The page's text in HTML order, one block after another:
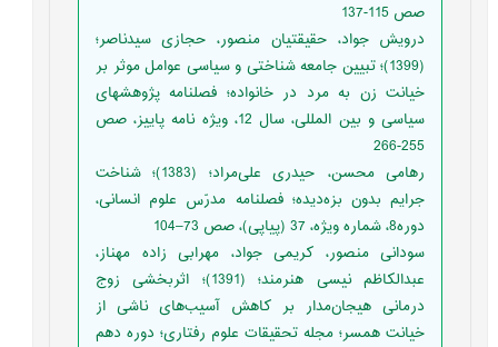
صص 115-137
درویش جواد، حقیقتیان منصور، حجازی سیدناصر؛
(1399)؛ تبیین جامعه شناختی و سیاسی عوامل موثر بر
خیانت زن به مرد در خانواده؛ فصلنامه پژوهشهای
سیاسی و بین المللی، سال 12، ویژه نامه پاییز، صص
255-266
رهامی محسن، حیدری علی‌مراد؛ (1383)؛ شناخت
جرایم بدون بزه‌دیده؛ فصلنامه مدرّس علوم انسانی،
دوره8، شماره ویژه، 37 (پیاپی)، صص 73–104
سودانی منصور، کریمی جواد، مهرابی زاده مهناز،
عبدالکاظم نیسی هنرمند؛ (1391)؛ اثربخشی زوج
درمانی هیجان‌مدار بر کاهش آسیب‌های ناشی از
خیانت همسر؛ مجله تحقیقات علوم رفتاری؛ دوره دهم